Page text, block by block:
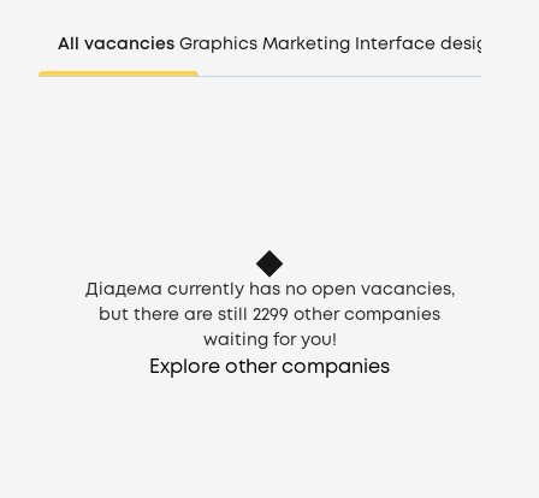
CV generator
All vacancies Graphics Marketing Interface design
Діадема currently has no open vacancies,
but there are still
2299 other companies
waiting for you!
Explore other companies